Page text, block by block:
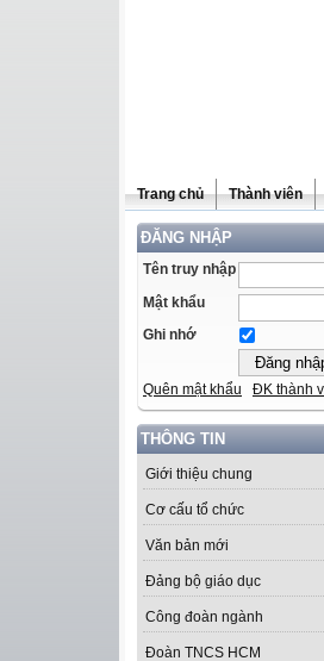
Trang chủ Thành viên
ĐĂNG NHẬP
Tên truy nhập
Mật khẩu
Ghi nhớ
Quên mật khẩu ĐK thành
THÔNG TIN
Giới thiệu chung
Cơ cấu tổ chức
Văn bản mới
Đảng bộ giáo dục
Công đoàn ngành
Đoàn TNCS HCM